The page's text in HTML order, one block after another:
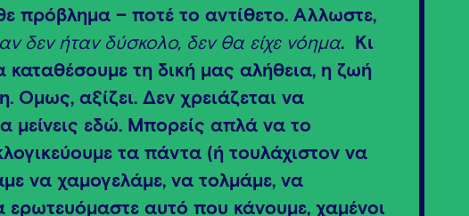
πρόβλημα – ποτέ το αντίθετο. Άλλωστε,
δεν ήταν δύσκολο, δεν θα είχε νόημα. Κι
καταθέσουμε τη δική μας αλήθεια, η ζωή
Όμως, αξίζει. Δεν χρειάζεται να
μείνεις εδώ. Μπορείς απλά να το
τα πάντα (ή τουλάχιστον να
να χαμογελάμε, να τολμάμε, να
ερωτευόμαστε αυτό που κάνουμε, χαμένοι